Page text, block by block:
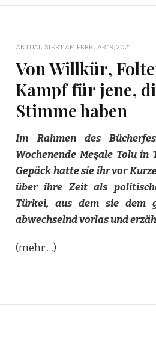
AKTUALISIERT AMFEBRUAR 19, 2021
Von Willkür,
Kampf für jene,
Stimme haben
Im Rahmen des
Wochenende Meşale Tolu in
Gepäck hatte sie ihr vor
über ihre Zeit als
Türkei, aus dem sie dem
abwechselnd vorlas und
(mehr …)